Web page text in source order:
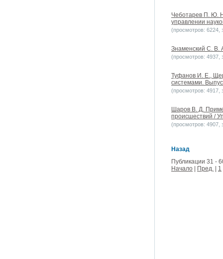
Чеботарев П. Ю.
управлении
(просмотров: 6224,
Знаменский С. В.
(просмотров: 4937,
Туфанов И. Е.,
системами.
(просмотров: 4917,
Шаров В. Д.
происшествий /
(просмотров: 4907,
Назад
Публикации 31 -
Начало
Пред. 1